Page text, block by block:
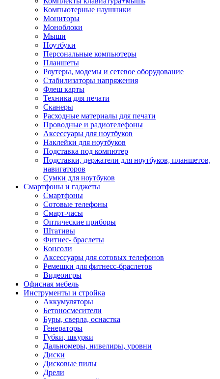
Компьютерные наушники
Мониторы
Моноблоки
Мыши
Ноутбуки
Персональные компьютеры
Планшеты
Роутеры, модемы и сетевое оборудование
Стабилизаторы напряжения
Флеш карты
Техника для печати
Сканеры
Расходные материалы для печати
Проводные и радиотелефоны
Аксессуары для ноутбуков
Наклейки для ноутбуков
Подставка под компютер
Подставки, держатели для ноутбуков, планшетов,
навигаторов
Сумки для ноутбуков
Смартфоны и гаджеты
Смартфоны
Сотовые телефоны
Смарт-часы
Оптические приборы
Штативы
Фитнес- браслеты
Консоли
Аксессуары для сотовых телефонов
Ремешки для фитнесс-браслетов
Видеоигры
Офисная мебель
Инструменты и стройка
Аккумуляторы
Бетоносмесители
Буры, сверла, оснастка
Генераторы
Губки, шкурки
Дальномеры, нивелиры, уровни
Диски
Дисковые пилы
Дрели